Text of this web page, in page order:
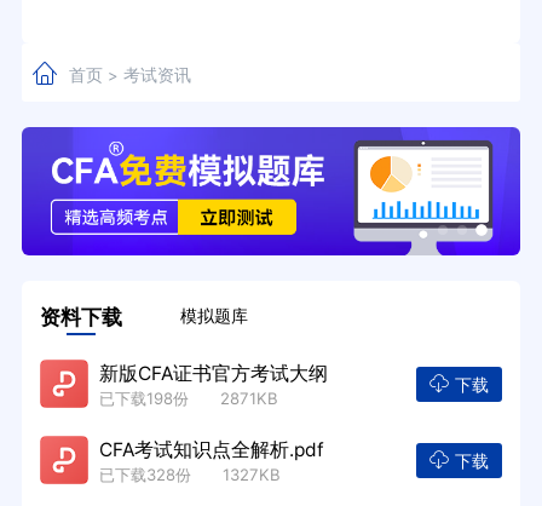
首页> 考试资讯
资料下载 模拟题库
新版CFA证书官方考试大纲
已下载198份 2871KB
下载
CFA考试知识点全解析.pdf
已下载328份 1327KB
下载